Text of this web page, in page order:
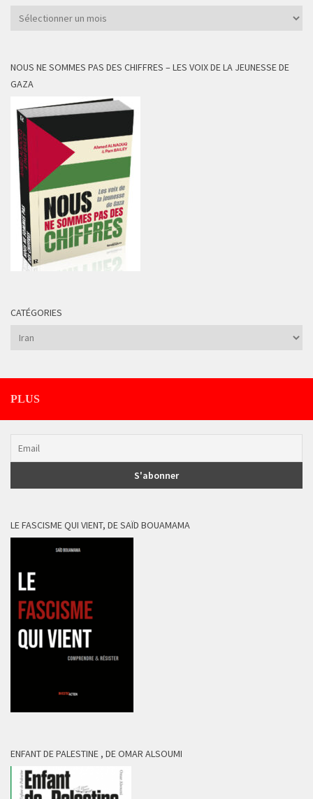
Archives
NOUS NE SOMMES PAS DES CHIFFRES – LES VOIX DE LA JEUNESSE DE
GAZA
CATÉGORIES
Catégories
PLUS
LE FASCISME QUI VIENT, DE SAÏD BOUAMAMA
ENFANT DE PALESTINE , DE OMAR ALSOUMI